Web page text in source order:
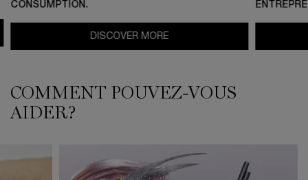
CONSUMPTION.
DISCOVER MORE
COMMENT POUVEZ-VOUS
AIDER?